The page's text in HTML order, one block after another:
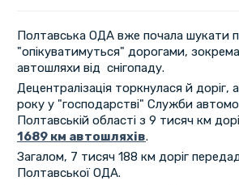
Полтавська ОДА вже почала шукати
"опікуватимуться" дорогами,
автошляхи від снігопаду.
Децентралізація торкнулася й доріг,
року у "господарстві" Служби
Полтавській області з 9 тисяч км
1689 км автошляхів.
Загалом, 7 тисяч 188 км доріг
Полтавської ОДА.